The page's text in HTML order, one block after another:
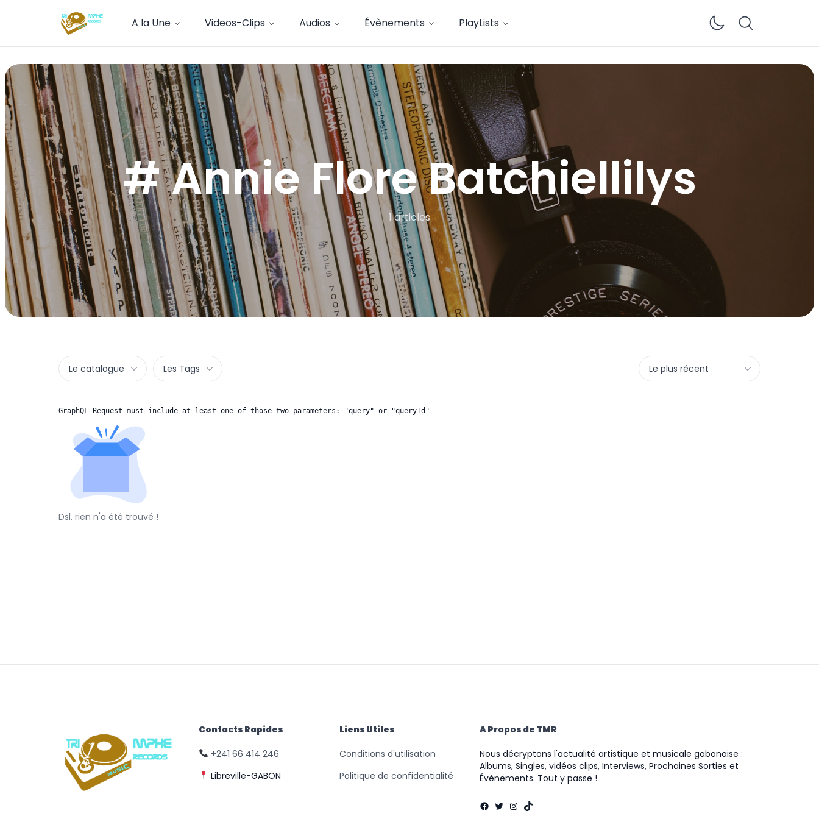
A la Une Videos-Clips Audios Évènements PlayLists Enable
# Annie Flore Batchiellilys
1 articles
Le catalogue Les Tags Le plus récent
GraphQL Request must include at least one of those two parameters: "query" or "queryId"
Dsl, rien n'a été trouvé !
Contacts Rapides
+241 66 414 246
Libreville-GABON
Liens Utiles
Conditions d'utilisation
Politique de confidentialité
A Propos de TMR
Nous décryptons l'actualité artistique et musicale gabonaise :
Albums, Singles, vidéos clips, Interviews, Prochaines Sorties et
Évènements. Tout y passe !
Facebook
Twitter
Instagram
TikTok